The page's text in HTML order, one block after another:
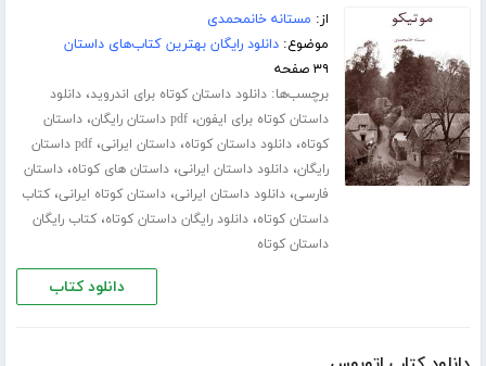
از: مستانه خانمحمدی
موضوع:دانلود رایگان بهترین کتاب‌های داستان
۳۹ صفحه
برچسب‌ها:دانلود داستان کوتاه برای اندروید،دانلود
داستان کوتاه برای ایفون،pdf داستان رایگان ،داستان
کوتاه،دانلود داستان کوتاه،داستان ایرانی،
pdf داستان
رایگان،دانلود داستان ایرانی،داستان های کوتاه،داستان
فارسی،دانلود داستان ایرانی،داستان کوتاه ایرانی،کتاب
داستان کوتاه،دانلود رایگان داستان کوتاه،کتاب رایگان
داستان کوتاه
دانلود کتاب